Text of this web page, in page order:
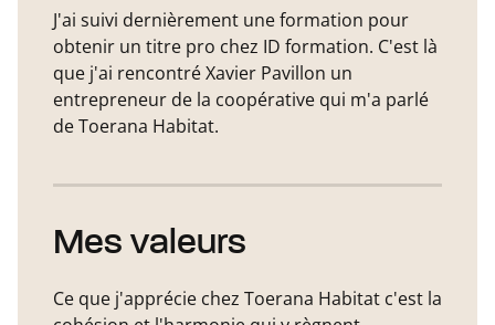
J'ai suivi dernièrement une formation pour
obtenir un titre pro chez ID formation. C'est là
que j'ai rencontré Xavier Pavillon un
entrepreneur de la coopérative qui m'a parlé
de Toerana Habitat.
Mes valeurs
Ce que j'apprécie chez Toerana Habitat c'est la